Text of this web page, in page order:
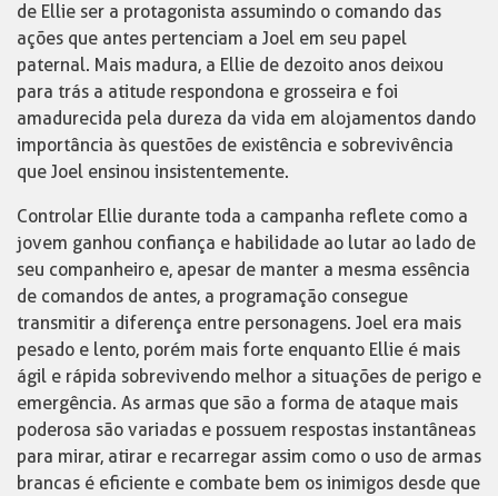
de Ellie ser a protagonista assumindo o comando das
ações que antes pertenciam a Joel em seu papel
paternal. Mais madura, a Ellie de dezoito anos deixou
para trás a atitude respondona e grosseira e foi
amadurecida pela dureza da vida em alojamentos dando
importância às questões de existência e sobrevivência
que Joel ensinou insistentemente.
Controlar Ellie durante toda a campanha reflete como a
jovem ganhou confiança e habilidade ao lutar ao lado de
seu companheiro e, apesar de manter a mesma essência
de comandos de antes, a programação consegue
transmitir a diferença entre personagens. Joel era mais
pesado e lento, porém mais forte enquanto Ellie é mais
ágil e rápida sobrevivendo melhor a situações de perigo e
emergência. As armas que são a forma de ataque mais
poderosa são variadas e possuem respostas instantâneas
para mirar, atirar e recarregar assim como o uso de armas
brancas é eficiente e combate bem os inimigos desde que